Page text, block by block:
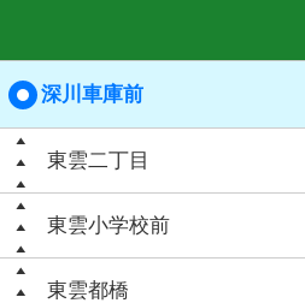
深川車庫前
東雲二丁目
東雲小学校前
東雲都橋